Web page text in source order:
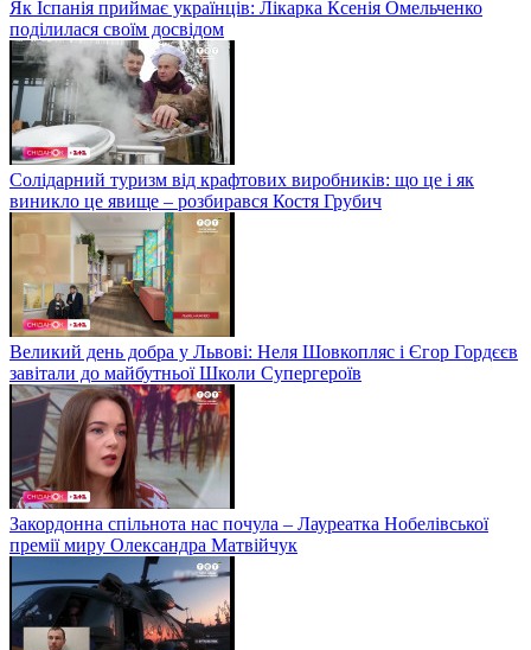
Як Іспанія приймає українців: Лікарка Ксенія Омельченко
поділилася своїм досвідом
Солідарний туризм від крафтових виробників: що це і як
виникло це явище – розбирався Костя Грубич
Великий день добра у Львові: Неля Шовкопляс і Єгор Гордєєв
завітали до майбутньої Школи Супергероїв
Закордонна спільнота нас почула – Лауреатка Нобелівської
премії миру Олександра Матвійчук